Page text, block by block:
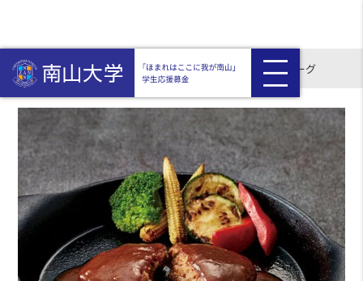
HOME 返礼品付き じっくり煮込んだデミグラスハンバーグ